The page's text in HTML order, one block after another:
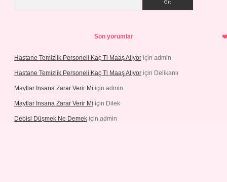
Son yorumlar
Hastane Temizlik Personeli Kaç Tl Maaş Alıyor için admin
Hastane Temizlik Personeli Kaç Tl Maaş Alıyor için Delikanlı
Maytlar Insana Zarar Verir Mi için admin
Maytlar Insana Zarar Verir Mi için Dilek
Debisi Düşmek Ne Demek için admin